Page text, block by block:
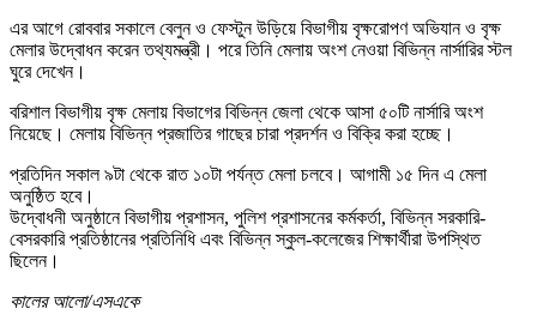
এর আগে রোববার সকালে বেলুন ও ফেস্টুন উড়িয়ে বিভাগীয় বৃক্ষরোপণ অভিযান ও বৃক্ষ
মেলার উদ্বোধন করেন তথ্যমন্ত্রী। পরে তিনি মেলায় অংশ নেওয়া বিভিন্ন নার্সারির স্টল
ঘুরে দেখেন।
বরিশাল বিভাগীয় বৃক্ষ মেলায় বিভাগের বিভিন্ন জেলা থেকে আসা ৫০টি নার্সারি অংশ
নিয়েছে। মেলায় বিভিন্ন প্রজাতির গাছের চারা প্রদর্শন ও বিক্রি করা হচ্ছে।
প্রতিদিন সকাল ৯টা থেকে রাত ১০টা পর্যন্ত মেলা চলবে। আগামী ১৫ দিন এ মেলা
অনুষ্ঠিত হবে।
উদ্বোধনী অনুষ্ঠানে বিভাগীয় প্রশাসন, পুলিশ প্রশাসনের কর্মকর্তা, বিভিন্ন সরকারি-
বেসরকারি প্রতিষ্ঠানের প্রতিনিধি এবং বিভিন্ন স্কুল-কলেজের শিক্ষার্থীরা উপস্থিত
ছিলেন।
কালের আলো/এসএকে